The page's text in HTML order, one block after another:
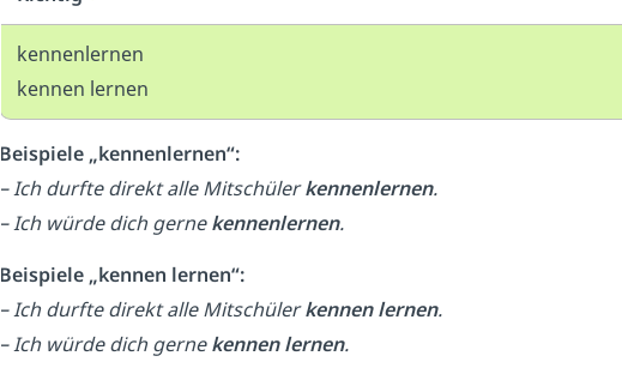
kennenlernen
kennen lernen
Beispiele „kennenlernen“:
– Ich durfte direkt alle Mitschülerkennenlernen.
– Ich würde dich gernekennenlernen.
Beispiele „kennen lernen“:
– Ich durfte direkt alle Mitschülerkennen lernen.
– Ich würde dich gernekennen lernen.